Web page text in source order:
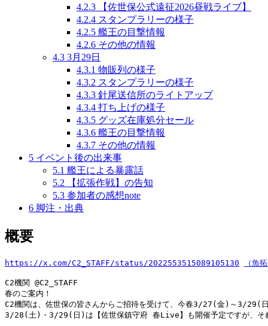
4.2.3
【佐世保公式遠征2026昼戦ライブ】
4.2.4 スタンプラリーの様子
4.2.5 艦王の目撃情報
4.2.6 その他の情報
4.3 3月29日
4.3.1 物販列の様子
4.3.2 スタンプラリーの様子
4.3.3 針尾送信所のライトアップ
4.3.4 打ち上げの様子
4.3.5 グッズ在庫処分セール
4.3.6 艦王の目撃情報
4.3.7 その他の情報
5 イベント後の出来事
5.1 艦王による暴露話
5.2
【拡張作戦】の告知
5.3 参加者の感想note
6 脚注・出典
概要
https://x.com/C2_STAFF/status/2022553515089105130 （魚
C2機関 @C2_STAFF
春のご案内！
C2機関は、佐世保の皆さんからご招待を受けて、今春3/27(金)～3/29(
3/28(土)・3/29(日)は【佐世保鎮守府 春Live】も開催予定ですが、それ